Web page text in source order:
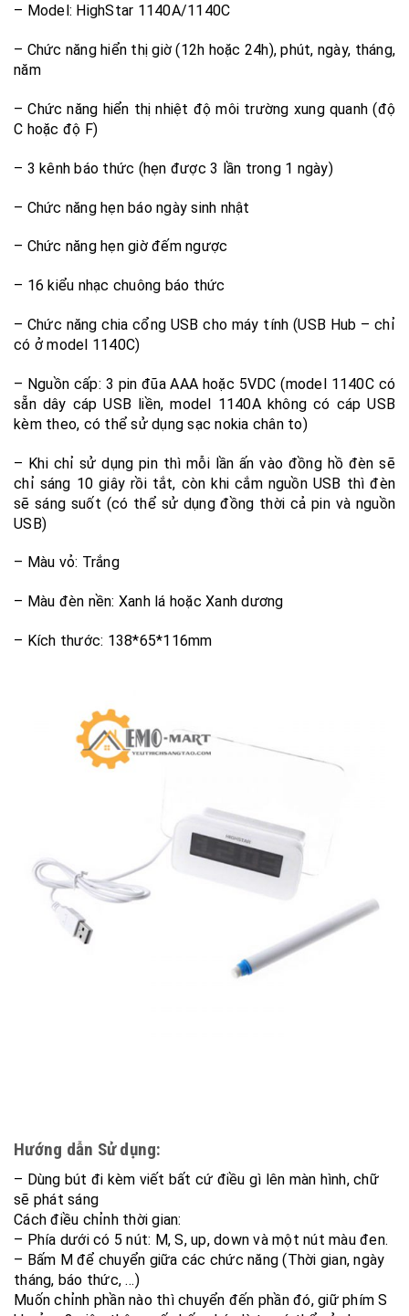
– Model: HighStar 1140A/1140C
– Chức năng hiển thị giờ (12h hoặc 24h), phút, ngày, tháng,
năm
– Chức năng hiển thị nhiệt độ môi trường xung quanh (độ
C hoặc độ F)
– 3 kênh báo thức (hẹn được 3 lần trong 1 ngày)
– Chức năng hẹn báo ngày sinh nhật
– Chức năng hẹn giờ đếm ngược
– 16 kiểu nhạc chuông báo thức
– Chức năng chia cổng USB cho máy tính (USB Hub – chỉ
có ở model 1140C)
– Nguồn cấp: 3 pin đũa AAA hoặc 5VDC (model 1140C có
sẵn dây cáp USB liền, model 1140A không có cáp USB
kèm theo, có thể sử dụng sạc nokia chân to)
– Khi chỉ sử dụng pin thì mỗi lần ấn vào đồng hồ đèn sẽ
chỉ sáng 10 giây rồi tắt, còn khi cắm nguồn USB thì đèn
sẽ sáng suốt (có thể sử dụng đồng thời cả pin và nguồn
USB)
– Màu vỏ: Trắng
– Màu đèn nền: Xanh lá hoặc Xanh dương
– Kích thước: 138*65*116mm
Hướng dẫn Sử dụng:
– Dùng bút đi kèm viết bất cứ điều gì lên màn hình, chữ
sẽ phát sáng
Cách điều chỉnh thời gian:
– Phía dưới có 5 nút: M, S, up, down và một nút màu đen.
– Bấm M để chuyển giữa các chức năng (Thời gian, ngày
tháng, báo thức, …)
Muốn chỉnh phần nào thì chuyển đến phần đó, giữ phím S